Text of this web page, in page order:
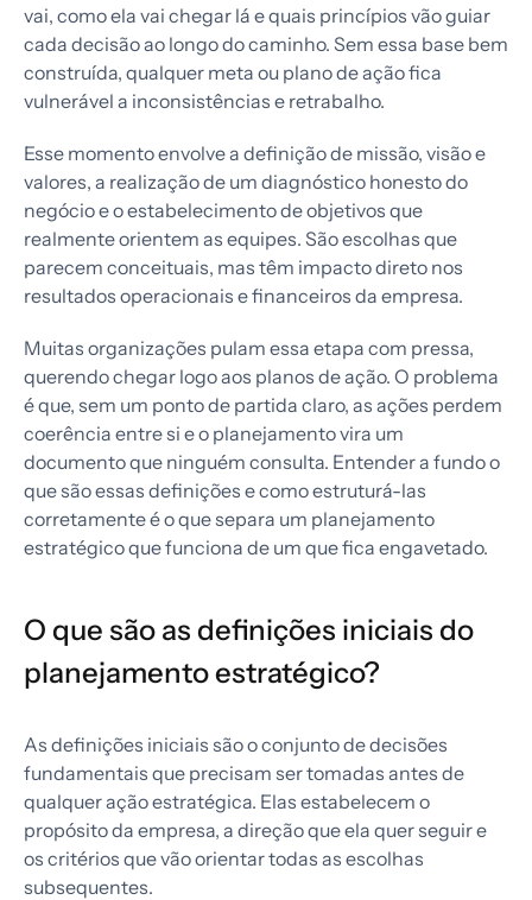
vai, como ela vai chegar lá e quais princípios vão guiar
cada decisão ao longo do caminho. Sem essa base bem
construída, qualquer meta ou plano de ação fica
vulnerável a inconsistências e retrabalho.
Esse momento envolve a definição de missão, visão e
valores, a realização de um diagnóstico honesto do
negócio e o estabelecimento de objetivos que
realmente orientem as equipes. São escolhas que
parecem conceituais, mas têm impacto direto nos
resultados operacionais e financeiros da empresa.
Muitas organizações pulam essa etapa com pressa,
querendo chegar logo aos planos de ação. O problema
é que, sem um ponto de partida claro, as ações perdem
coerência entre si e o planejamento vira um
documento que ninguém consulta. Entender a fundo o
que são essas definições e como estruturá-las
corretamente é o que separa um planejamento
estratégico que funciona de um que fica engavetado.
O que são as definições iniciais do
planejamento estratégico?
As definições iniciais são o conjunto de decisões
fundamentais que precisam ser tomadas antes de
qualquer ação estratégica. Elas estabelecem o
propósito da empresa, a direção que ela quer seguir e
os critérios que vão orientar todas as escolhas
subsequentes.